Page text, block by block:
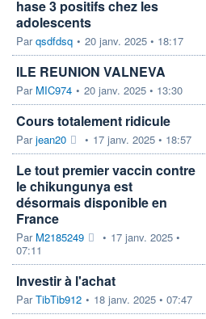
hase 3 positifs chez les
adolescents
Parqsdfdsq • 20 janv. 2025 • 18:17
ILE REUNION VALNEVA
Par MIC974 • 20 janv. 2025 • 13:30
Cours totalement ridicule
Parjean20 • 17 janv. 2025 • 18:57
Le tout premier vaccin contre
le chikungunya est
désormais disponible en
France
Par M2185249 • 17 janv. 2025 •
07:11
Investir à l'achat
ParTibTib912 • 18 janv. 2025 • 07:47